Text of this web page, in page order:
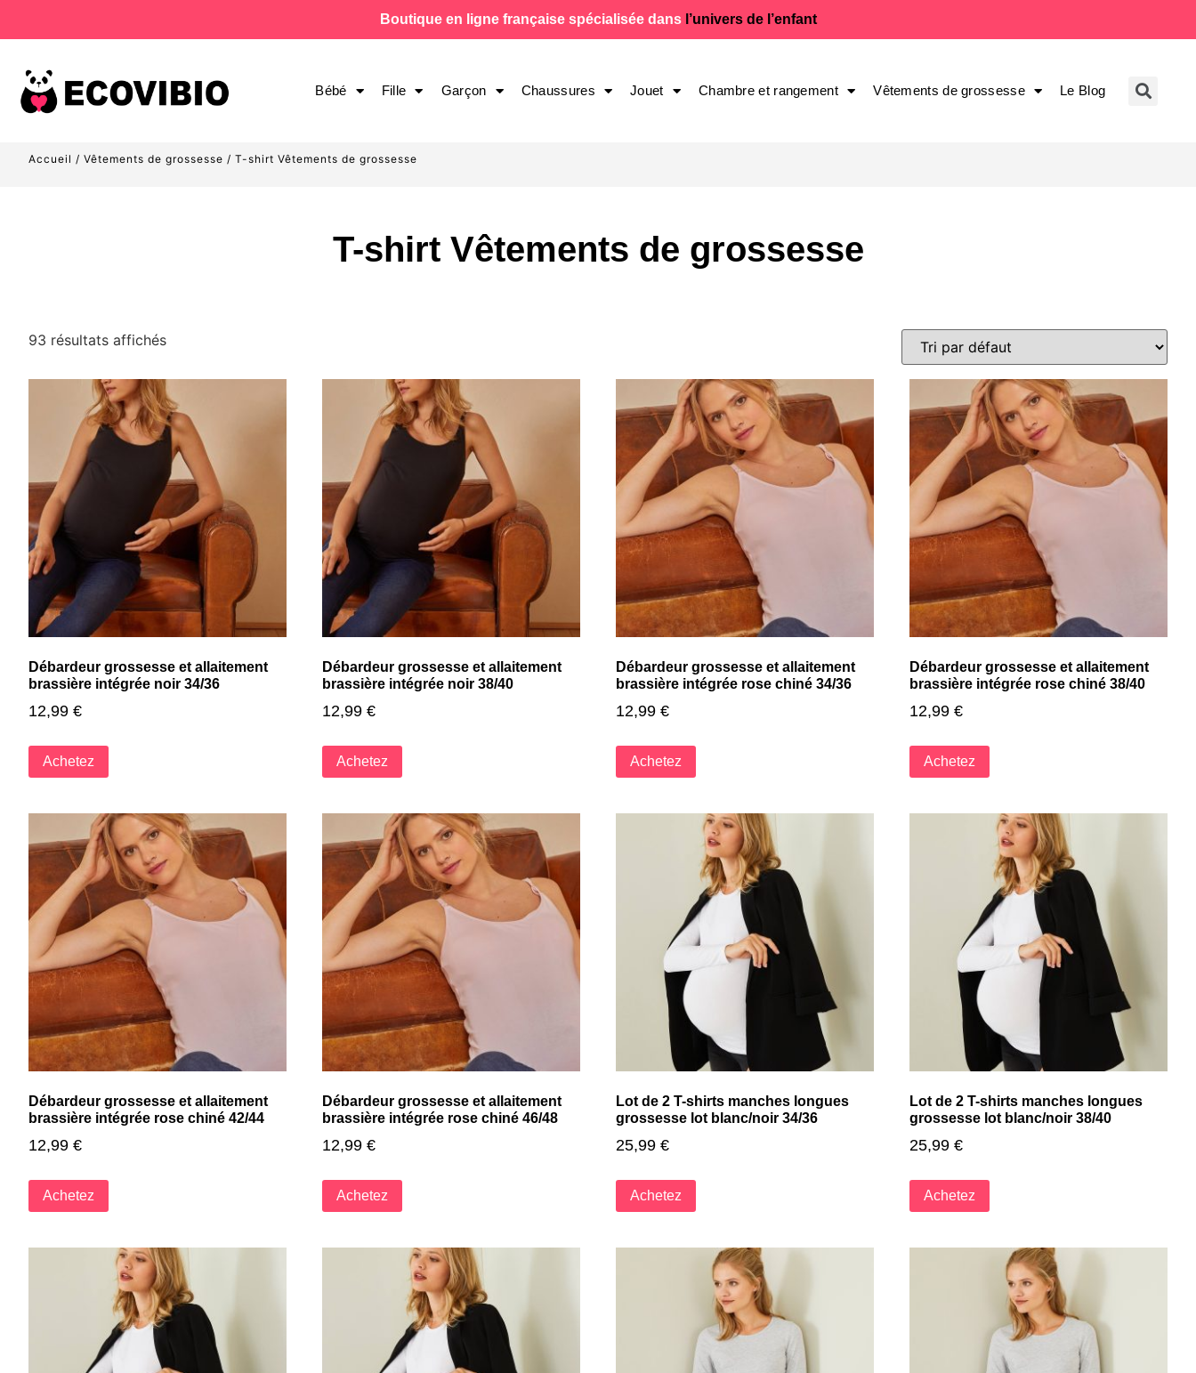
Boutique en ligne française spécialisée dans l’univers de l’enfant
Bébé Fille Garçon Chaussures Jouet Chambre et rangement Vêtements de grossesse Le Blog
Accueil / Vêtements de grossesse / T-shirt Vêtements de grossesse
T-shirt Vêtements de grossesse
93 résultats affichés
Débardeur grossesse et allaitement
brassière intégrée noir 34/36
12,99 €
Achetez
Débardeur grossesse et allaitement
brassière intégrée noir 38/40
12,99 €
Achetez
Débardeur grossesse et allaitement
brassière intégrée rose chiné 34/36
12,99 €
Achetez
Débardeur grossesse et allaitement
brassière intégrée rose chiné 38/40
12,99 €
Achetez
Débardeur grossesse et allaitement
brassière intégrée rose chiné 42/44
12,99 €
Achetez
Débardeur grossesse et allaitement
brassière intégrée rose chiné 46/48
12,99 €
Achetez
Lot de 2 T-shirts manches longues
grossesse lot blanc/noir 34/36
25,99 €
Achetez
Lot de 2 T-shirts manches longues
grossesse lot blanc/noir 38/40
25,99 €
Achetez